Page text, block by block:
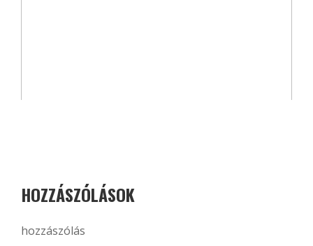
HOZZÁSZÓLÁSOK
hozzászólás